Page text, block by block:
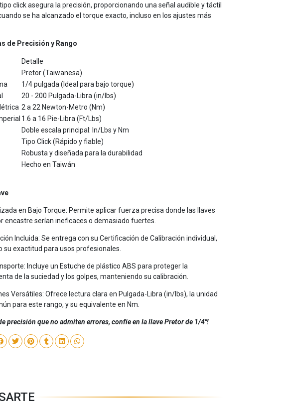
click asegura la precisión, proporcionando una señal audible y táctil
se ha alcanzado el torque exacto, incluso en los ajustes más
de Precisión y Rango
Detalle
Pretor (Taiwanesa)
1/4 pulgada (Ideal para bajo torque)
20 - 200 Pulgada-Libra (in/lbs)
2 a 22 Newton-Metro (Nm)
1.6 a 16 Pie-Libra (Ft/Lbs)
Doble escala principal: In/Lbs y Nm
Tipo Click (Rápido y fiable)
Robusta y diseñada para la durabilidad
Hecho en Taiwán
en Bajo Torque: Permite aplicar fuerza precisa donde las llaves
encastre serían ineficaces o demasiado fuertes.
Incluida: Se entrega con su Certificación de Calibración individual,
su exactitud para usos profesionales.
Incluye un Estuche de plástico ABS para proteger la
de la suciedad y los golpes, manteniendo su calibración.
Versátiles: Ofrece lectura clara en Pulgada-Libra (in/lbs), la unidad
para este rango, y su equivalente en Nm.
precisión que no admiten errores, confíe en la llave Pretor de 1/4"!